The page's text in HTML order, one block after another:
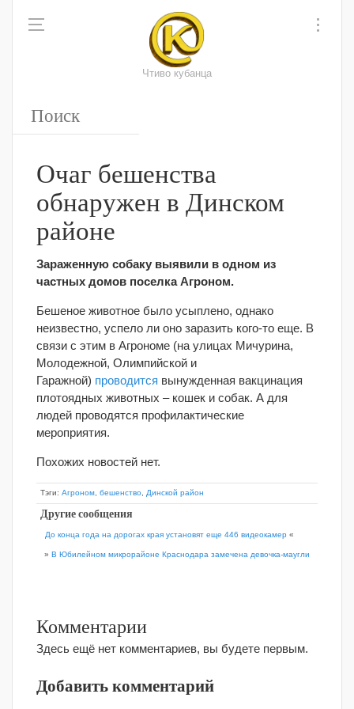
Чтиво кубанца
Очаг бешенства
обнаружен в Динском
районе
Зараженную собаку выявили в одном из
частных домов поселка Агроном.
Бешеное животное было усыплено, однако
неизвестно, успело ли оно заразить кого-то еще. В
связи с этим в Агрономе (на улицах Мичурина,
Молодежной, Олимпийской и
Гаражной) проводится вынужденная вакцинация
плотоядных животных – кошек и собак. А для
людей проводятся профилактические
мероприятия.
Похожих новостей нет.
Тэги: Агроном бешенство Динской район
Другие сообщения
До конца года на дорогах края установят еще 446 видеокамер «
» В Юбилейном микрорайоне Краснодара замечена девочка-маугли
Комментарии
Здесь ещё нет комментариев, вы будете первым.
Добавить комментарий